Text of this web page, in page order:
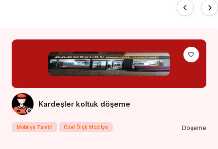
Kardeşler koltuk döşeme
Mobilya Tamiri Özel Ölçü Mobilya Döşeme